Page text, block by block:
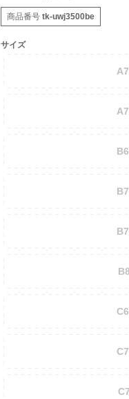
商品番号 tk-uwj3500be
サイズ